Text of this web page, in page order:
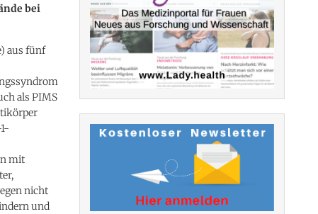
bei
aus fünf
als PIMS
mit
nicht
und